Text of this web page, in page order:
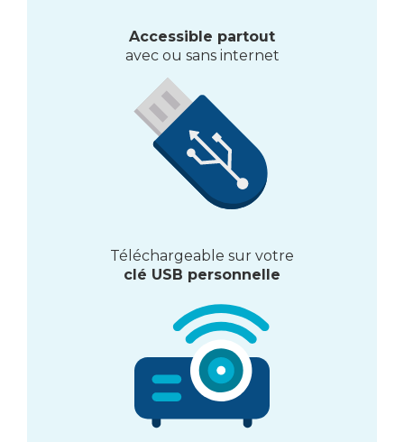
Accessible partout
avec ou sans internet
Téléchargeable sur votre
clé USB personnelle